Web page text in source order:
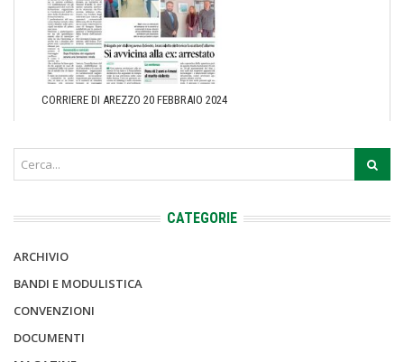
CORRIERE DI AREZZO 20 FEBBRAIO 2024
CATEGORIE
ARCHIVIO
BANDI E MODULISTICA
CONVENZIONI
DOCUMENTI